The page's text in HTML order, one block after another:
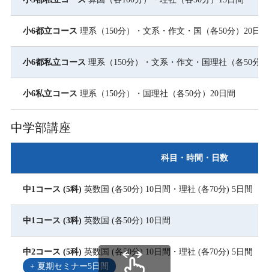
小6都立コース 理系（150分）・文系・作文・国（各50分）20日間
小6都私立コース 理系（150分）・文系・作文・国理社（各50分
小6私立コース 理系（150分）・国理社（各50分）20日間
中学部講座
科目・時間・日数
中1コース (5科) 英数国 (各50分) 10日間・理社 (各70分) 5日間
中1コース (3科) 英数国 (各50分) 10日間
中2コース (5科) 英数国 (各50分) 10日間・理社 (各70分) 5日間
+ 夏期セミナー5日間